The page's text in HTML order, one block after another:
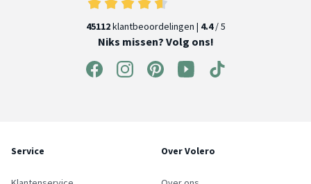
45112klantbeoordelingen | 4.4/ 5
Niks missen? Volg ons!
Service Over Volero